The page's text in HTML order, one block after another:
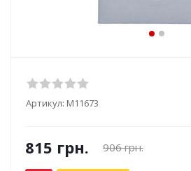
Артикул: М11673
815 грн. 906грн.